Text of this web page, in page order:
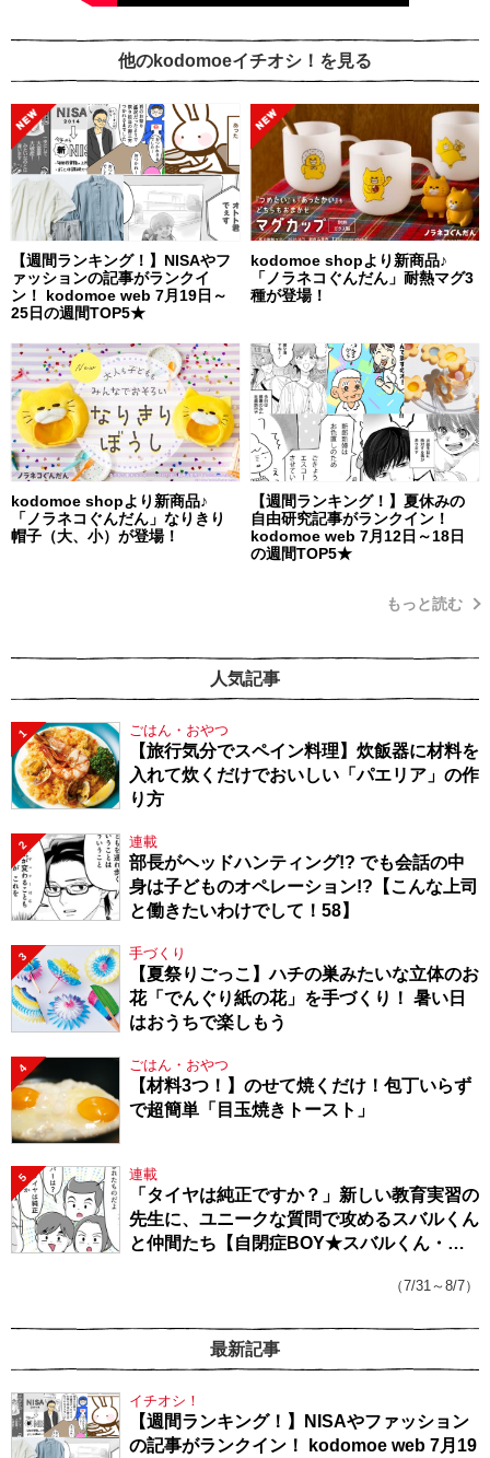
他のkodomoeイチオシ！を見る
【週間ランキング！】NISAやフ
ァッションの記事がランクイ
ン！ kodomoe web 7月19日～
25日の週間TOP5★
kodomoe shopより新商品♪
「ノラネコぐんだん」耐熱マグ3
種が登場！
kodomoe shopより新商品♪
「ノラネコぐんだん」なりきり
帽子（大、小）が登場！
【週間ランキング！】夏休みの
自由研究記事がランクイン！
kodomoe web 7月12日～18日
の週間TOP5★
もっと読む
人気記事
1 ごはん・おやつ
【旅行気分でスペイン料理】炊飯器に材料を
入れて炊くだけでおいしい「パエリア」の作
り方
2 連載
部長がヘッドハンティング!? でも会話の中
身は子どものオペレーション!?【こんな上司
と働きたいわけでして！58】
3 手づくり
【夏祭りごっこ】ハチの巣みたいな立体のお
花「でんぐり紙の花」を手づくり！ 暑い日
はおうちで楽しもう
4 ごはん・おやつ
【材料3つ！】のせて焼くだけ！包丁いらず
で超簡単「目玉焼きトースト」
5 連載
「タイヤは純正ですか？」新しい教育実習の
先生に、ユニークな質問で攻めるスバルくん
と仲間たち【自閉症BOY★スバルくん・
（7/31～8/7）
最新記事
イチオシ！
【週間ランキング！】NISAやファッション
の記事がランクイン！ kodomoe web 7月19